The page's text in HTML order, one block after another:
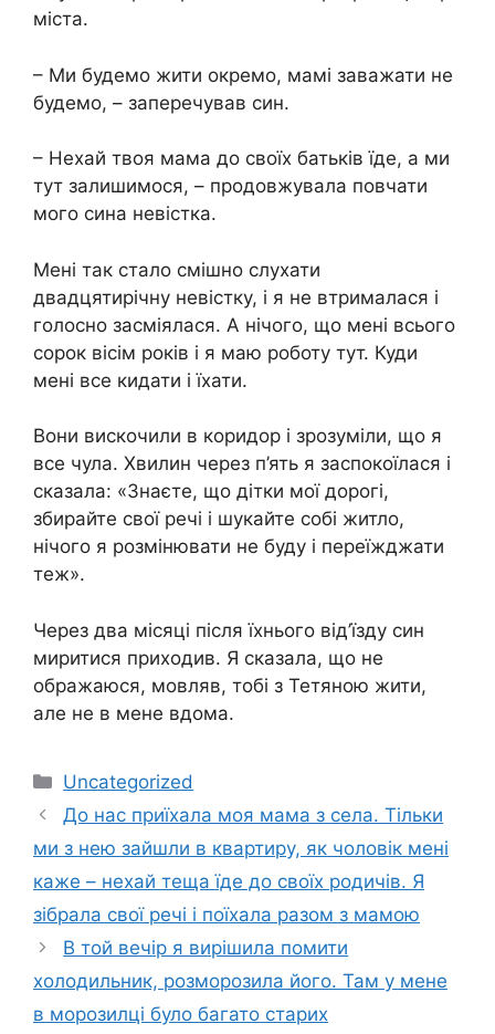
міста.
– Ми будемо жити окремо, мамі заважати не
будемо, – заперечував син.
– Нехай твоя мама до своїх батьків їде, а ми
тут залишимося, – продовжувала повчати
мого сина невістка.
Мені так стало смішно слухати
двадцятирічну невістку, і я не втрималася і
голосно засміялася. А нічого, що мені всього
сорок вісім років і я маю роботу тут. Куди
мені все кидати і їхати.
Вони вискочили в коридор і зрозуміли, що я
все чула. Хвилин через п’ять я заспокоїлася і
сказала: «Знаєте, що дітки мої дорогі,
збирайте свої речі і шукайте собі житло,
нічого я розмінювати не буду і переїжджати
теж».
Через два місяці після їхнього від’їзду син
миритися приходив. Я сказала, що не
ображаюся, мовляв, тобі з Тетяною жити,
але не в мене вдома.
Категорії
Uncategorized
До нас приїхала моя мама з села. Тільки
ми з нею зайшли в квартиру, як чоловік мені
каже – нехай теща їде до своїх родичів. Я
зібрала свої речі і поїхала разом з мамою
В той вечір я вирішила помити
холодильник, розморозила його. Там у мене
в морозилці було багато старих